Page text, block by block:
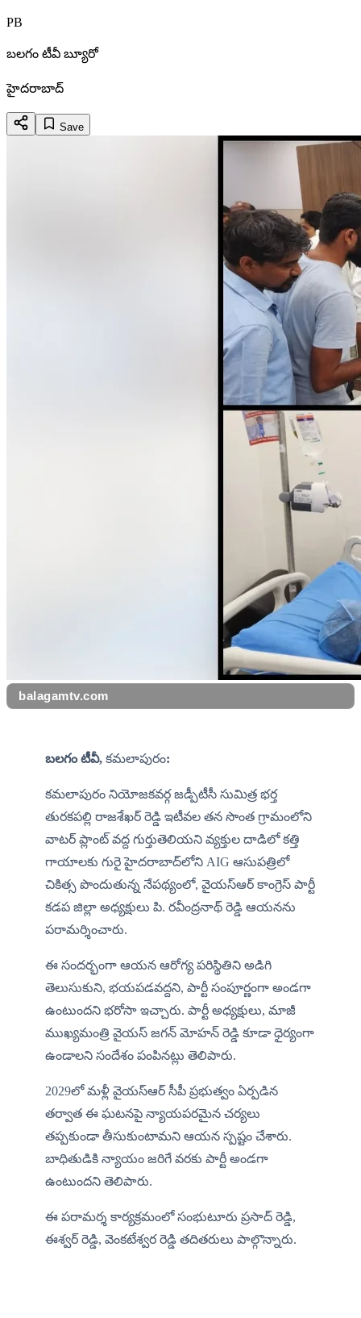
PB
బలగం టీవీ బ్యూరో
హైదరాబాద్
Save
balagamtv.com
బలగం టీవీ, కమలాపురం:
కమలాపురం నియోజకవర్గ జడ్పీటీసీ సుమిత్ర భర్త
తురకపల్లి రాజశేఖర్ రెడ్డి ఇటీవల తన సొంత గ్రామంలోని
వాటర్ ప్లాంట్ వద్ద గుర్తుతెలియని వ్యక్తుల దాడిలో కత్తి
గాయాలకు గురై హైదరాబాద్‌లోని AIG ఆసుపత్రిలో
చికిత్స పొందుతున్న నేపథ్యంలో, వైయస్ఆర్ కాంగ్రెస్ పార్టీ
కడప జిల్లా అధ్యక్షులు పి. రవీంద్రనాథ్ రెడ్డి ఆయనను
పరామర్శించారు.
ఈ సందర్భంగా ఆయన ఆరోగ్య పరిస్థితిని అడిగి
తెలుసుకుని, భయపడవద్దని, పార్టీ సంపూర్ణంగా అండగా
ఉంటుందని భరోసా ఇచ్చారు. పార్టీ అధ్యక్షులు, మాజీ
ముఖ్యమంత్రి వైయస్ జగన్ మోహన్ రెడ్డి కూడా ధైర్యంగా
ఉండాలని సందేశం పంపినట్లు తెలిపారు.
2029లో మళ్లీ వైయస్ఆర్ సీపీ ప్రభుత్వం ఏర్పడిన
తర్వాత ఈ ఘటనపై న్యాయపరమైన చర్యలు
తప్పకుండా తీసుకుంటామని ఆయన స్పష్టం చేశారు.
బాధితుడికి న్యాయం జరిగే వరకు పార్టీ అండగా
ఉంటుందని తెలిపారు.
ఈ పరామర్శ కార్యక్రమంలో సంభుటూరు ప్రసాద్ రెడ్డి,
ఈశ్వర్ రెడ్డి, వెంకటేశ్వర రెడ్డి తదితరులు పాల్గొన్నారు.